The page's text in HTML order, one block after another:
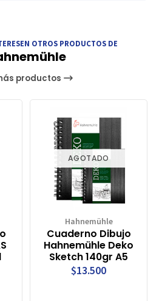
OTROS PRODUCTOS DE
productos
AGOTADO
Hahnemühle
Cuaderno Dibujo
Hahnemühle Deko
Sketch 140gr A5
$13.500